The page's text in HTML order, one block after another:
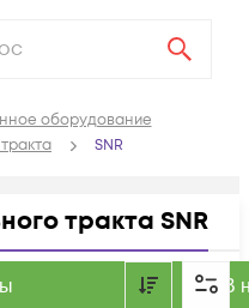
оборудование
SNR
тракта SNR
В